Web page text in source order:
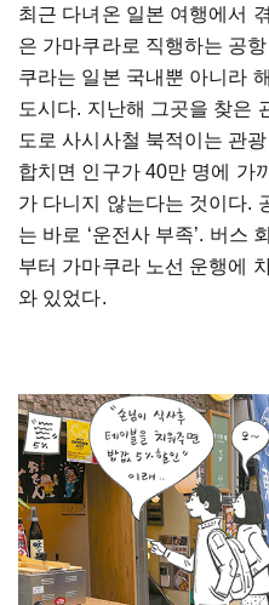
최근 다녀온 일본 여행에서
은 가마쿠라로 직행하는 공
쿠라는 일본 국내뿐 아니라
도시다. 지난해 그곳을 찾은
도로 사시사철 북적이는 관
합치면 인구가 40만 명에 가
가 다니지 않는다는 것이다.
는 바로 ‘운전사 부족’. 버스
부터 가마쿠라 노선 운행에
와 있었다.